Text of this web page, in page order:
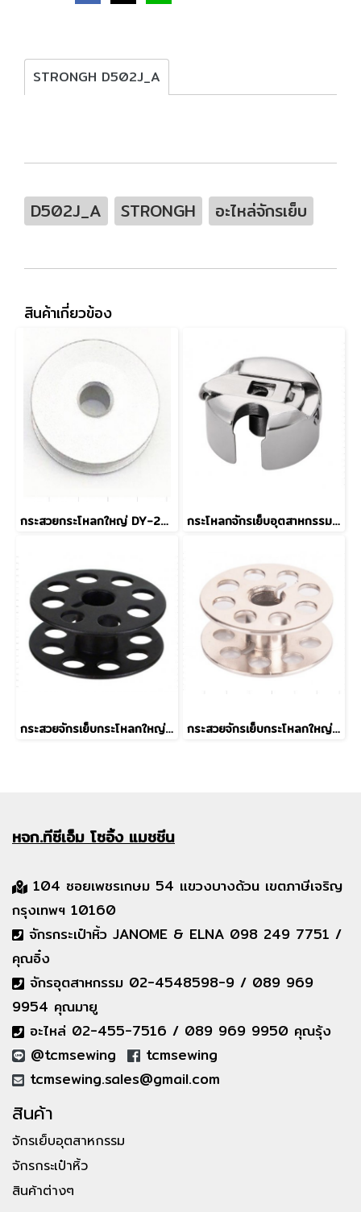
STRONGH D502J_A
D502J_A STRONGH อะไหล่จักรเย็บ
สินค้าเกี่ยวข้อง
กระสวยกระโหลกใหญ่ DY-201 18034 แบบอลูมิเนียม กระโหลกจักรเย็บอุตสาหกรรม BC-DB1 (MGP)
กระสวยจักรเย็บกระโหลกใหญ่ 201 Grade B กระสวยจักรเย็บกระโหลกใหญ่ 201 (MGP) Grade A
หจก.ทีซีเอ็มโซอิ้ง แมชชีน
104 ซอยเพชรเกษม 54 แขวงบางด้วน เขตภาษีเจริญ
กรุงเทพฯ 10160
จักรกระเป๋าหิ้ว JANOME & ELNA 098 249 7751 /
คุณอิ๋ง
จักรอุตสาหกรรม 02-4548598-9 / 089 969
9954 คุณมายู
อะไหล่ 02-455-7516 / 089 969 9950 คุณรุ้ง
@tcmsewing
tcmsewing
tcmsewing.sales@gmail.com
สินค้า
จักรเย็บอุตสาหกรรม
จักรกระเป๋าหิ้ว
สินค้าต่างๆ